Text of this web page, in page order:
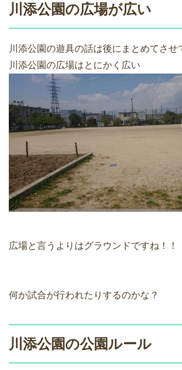
川添公園の広場が広い
川添公園の遊具の話は後にまとめてさせ
川添公園の広場はとにかく広い
広場と言うよりはグラウンドですね！！
何か試合が行われたりするのかな？
川添公園の公園ルール